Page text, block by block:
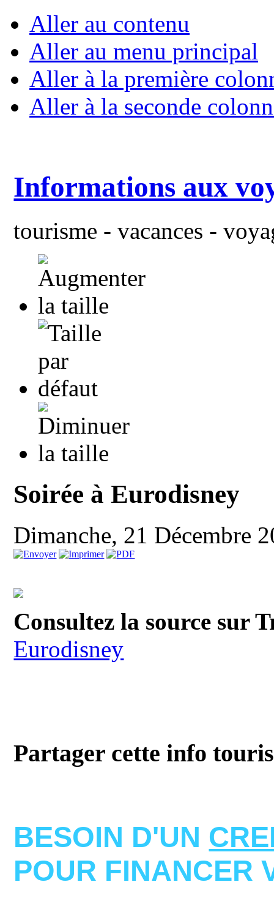
Aller au contenu
Aller au menu principal
Aller à la première
Aller à la seconde
Informations aux
tourisme - vacances -
Soirée à Eurodisney
Dimanche, 21 Décembre
Consultez la source sur
Eurodisney
Partager cette info
BESOIN D'UN
POUR FINANCER